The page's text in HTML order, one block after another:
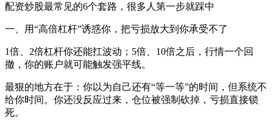
配资炒股最常见的6个套路，很多人第一步就踩中
一、用“高倍杠杆”诱惑你，把亏损放大到你承受不了
1倍、2倍杠杆你还能扛波动；5倍、10倍之后，行情一个回
撤，你的账户就可能触发强平线。
最狠的地方在于：你以为自己还有“等一等”的时间，但系统不
给你时间。你还没反应过来，仓位被强制砍掉，亏损直接锁
死。